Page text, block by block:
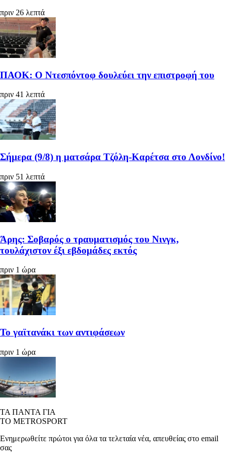
πριν 26 λεπτά
ΠΑΟΚ: Ο Ντεσπόντοφ δουλεύει την επιστροφή του
πριν 41 λεπτά
Σήμερα (9/8) η ματσάρα Τζόλη-Καρέτσα στο Λονδίνο!
πριν 51 λεπτά
Άρης: Σοβαρός ο τραυματισμός του Νινγκ,
τουλάχιστον έξι εβδομάδες εκτός
πριν 1 ώρα
Το γαϊτανάκι των αντιφάσεων
πριν 1 ώρα
ΤΑ ΠΑΝΤΑ ΓΙΑ
ΤΟ METROSPORT
Ενημερωθείτε πρώτοι για όλα τα τελεταία νέα, απευθείας στο email
σας